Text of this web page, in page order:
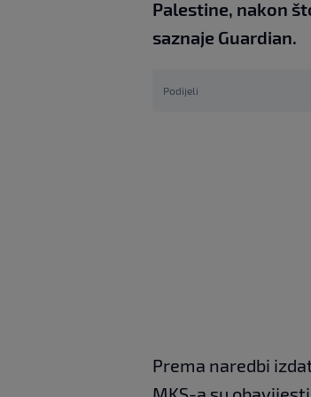
Palestine, nakon
saznaje Guardian.
Podijeli
Prema naredbi